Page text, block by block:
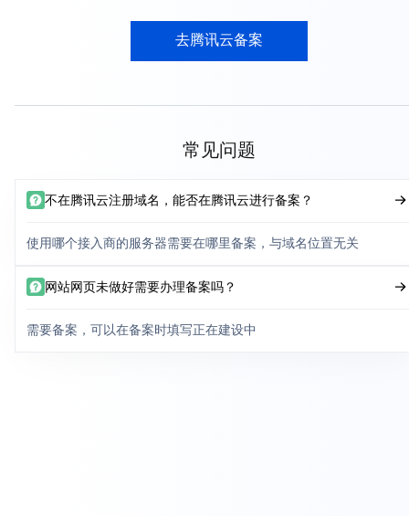
去腾讯云备案
常见问题
不在腾讯云注册域名，能否在腾讯云进行备案？
使用哪个接入商的服务器需要在哪里备案，与域名位置无关
网站网页未做好需要办理备案吗？
需要备案，可以在备案时填写正在建设中